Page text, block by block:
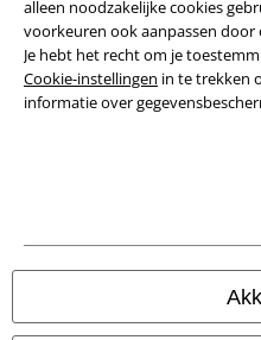
alleen noodzakelijke cookies
voorkeuren ook aanpassen door
Je hebt het recht om je
Cookie-instellingen in te trekken
informatie over
Informatie over toegankelijkheid
Cookie-instellingen
Annuleer bestelling
Onze online shops